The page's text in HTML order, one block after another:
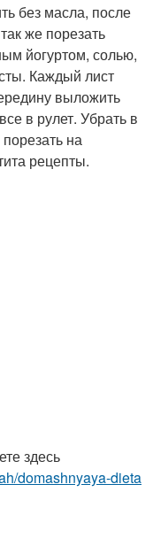
без масла, после
же порезать
йогуртом, солью,
Каждый лист
выложить
в рулет. Убрать в
на
рецепты.
здесь
domashnyaya-dieta